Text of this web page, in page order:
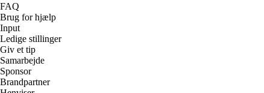
FAQ
Brug for hjælp
Input
Ledige stillinger
Giv et tip
Samarbejde
Sponsor
Brandpartner